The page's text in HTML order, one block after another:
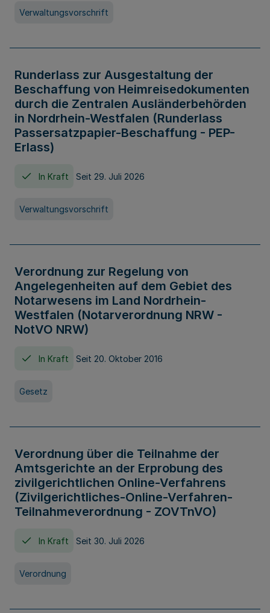
Verwaltungsvorschrift
Runderlass zur Ausgestaltung der
Beschaffung von Heimreisedokumenten
durch die Zentralen Ausländerbehörden
in Nordrhein-Westfalen (Runderlass
Passersatzpapier-Beschaffung - PEP-
Erlass)
In Kraft Seit 29. Juli 2026
Verwaltungsvorschrift
Verordnung zur Regelung von
Angelegenheiten auf dem Gebiet des
Notarwesens im Land Nordrhein-
Westfalen (Notarverordnung NRW -
NotVO NRW)
In Kraft Seit 20. Oktober 2016
Gesetz
Verordnung über die Teilnahme der
Amtsgerichte an der Erprobung des
zivilgerichtlichen Online-Verfahrens
(Zivilgerichtliches-Online-Verfahren-
Teilnahmeverordnung - ZOVTnVO)
In Kraft Seit 30. Juli 2026
Verordnung